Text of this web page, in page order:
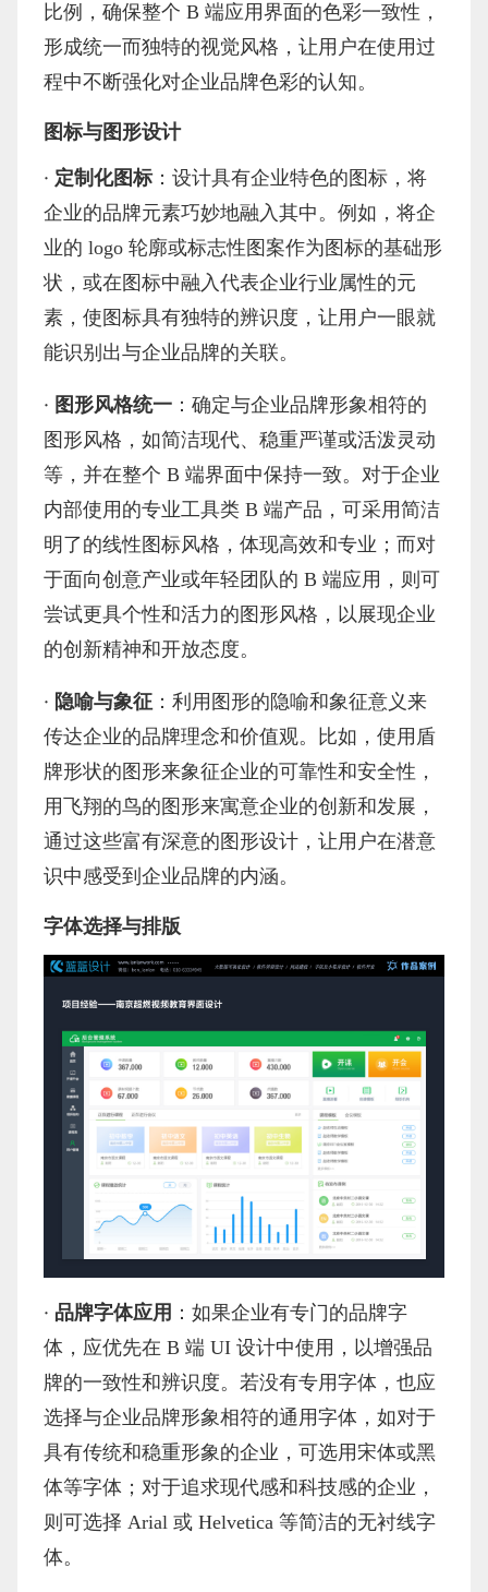
比例，确保整个 B 端应用界面的色彩一致性，
形成统一而独特的视觉风格，让用户在使用过
程中不断强化对企业品牌色彩的认知。
图标与图形设计
· 定制化图标：设计具有企业特色的图标，将
企业的品牌元素巧妙地融入其中。例如，将企
业的 logo 轮廓或标志性图案作为图标的基础形
状，或在图标中融入代表企业行业属性的元
素，使图标具有独特的辨识度，让用户一眼就
能识别出与企业品牌的关联。
· 图形风格统一 ：确定与企业品牌形象相符的
图形风格，如简洁现代、稳重严谨或活泼灵动
等，并在整个 B 端界面中保持一致。对于企业
内部使用的专业工具类 B 端产品，可采用简洁
明了的线性图标风格，体现高效和专业；而对
于面向创意产业或年轻团队的 B 端应用，则可
尝试更具个性和活力的图形风格，以展现企业
的创新精神和开放态度。
· 隐喻与象征 ：利用图形的隐喻和象征意义来
传达企业的品牌理念和价值观。比如，使用盾
牌形状的图形来象征企业的可靠性和安全性，
用飞翔的鸟的图形来寓意企业的创新和发展，
通过这些富有深意的图形设计，让用户在潜意
识中感受到企业品牌的内涵。
字体选择与排版
· 品牌字体应用 ：如果企业有专门的品牌字
体，应优先在 B 端 UI 设计中使用，以增强品
牌的一致性和辨识度。若没有专用字体，也应
选择与企业品牌形象相符的通用字体，如对于
具有传统和稳重形象的企业，可选用宋体或黑
体等字体；对于追求现代感和科技感的企业，
则可选择 Arial 或 Helvetica 等简洁的无衬线字
体。